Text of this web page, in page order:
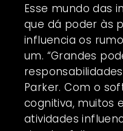
Esse mundo das
que dá poder às
influencia os
um. “Grandes
Parker. Com o
cognitiva, muitos
atividades